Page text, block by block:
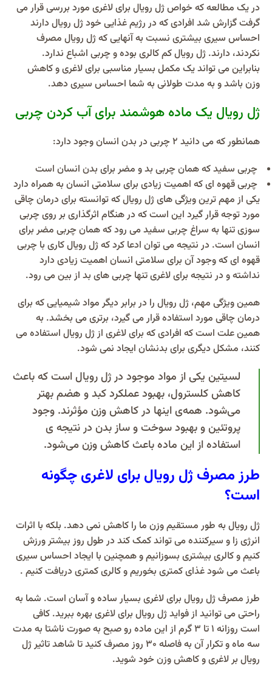
در یک مطالعه که خواص ژل رویال برای لاغری مورد بررسی قرار می
گرفت گزارش شد افرادی که در رژیم غذایی خود ژل رویال دارند
احساس سیری بیشتری نسبت به آنهایی که ژل رویال مصرف
نکردند، دارند. ژل رویال کم کالری بوده و چربی اشباع ندارد.
بنابراین می تواند یک مکمل بسیار مناسبی برای لاغری و کاهش
وزن باشد و به مدت طولانی به شما احساس سیری دهد.
ژل رویال یک ماده هوشمند برای آب کردن چربی
همانطور که می دانید 2 چربی در بدن انسان وجود دارد:
چربی سفید که همان چربی بد و مضر برای بدن انسان است
چربی قهوه ای که اهمیت زیادی برای سلامتی انسان به همراه دارد
یکی از مهم ترین ویژگی های ژل رویال که توانسته برای درمان چاقی
مورد توجه قرار گیرد این است که در هنگام اثرگذاری بر روی چربی
سوزی تنها به سراغ چربی سفید می رود که همان چربی مضر برای
انسان است. در نتیجه می توان ادعا کرد که ژل رویال کاری با چربی
قهوه ای که وجود آن برای سلامتی انسان اهمیت زیادی دارد
نداشته و در نتیجه برای لاغری تنها چربی های بد از بین می رود.
همین ویژگی مهم، ژل رویال را در برابر دیگر مواد شیمیایی که برای
درمان چاقی مورد استفاده قرار می گیرد، برتری می بخشد. به
همین علت است که افرادی که برای لاغری از ژل رویال استفاده می
کنند، مشکل دیگری برای بدنشان ایجاد نمی شود.
لسیتین یکی از مواد موجود در ژل رویال است که باعث
کاهش کلسترول، بهبود عملکرد کبد و هضم بهتر
می‌شود. همه‌ی اینها در کاهش وزن مؤثرند. وجود
پروتئین و بهبود سوخت و ساز بدن در نتیجه‌ ی
استفاده از این ماده باعث کاهش وزن می‌شود.
طرز مصرف ژل رویال برای لاغری چگونه
است؟
ژل رویال به طور مستقیم وزن ما را کاهش نمی دهد. بلکه با اثرات
انرژی زا و سیرکننده می تواند کمک کند در طول روز بیشتر ورزش
کنیم و کالری بیشتری بسوزانیم و همچنین با ایجاد احساس سیری
باعث می شود غذای کمتری بخوریم و کالری کمتری دریافت کنیم .
طرز مصرف ژل رویال برای لاغری بسیار ساده و آسان است. شما به
راحتی می توانید از فواید ژل رویال برای لاغری بهره ببرید. کافی
است روزانه 1 تا 3 گرم از این ماده رو صبح به صورت ناشتا به مدت
سه ماه و تکرار آن به فاصله 30 روز مصرف کنید تا شاهد تاثیر ژل
رویال بر لاغری و کاهش وزن خود شوید.